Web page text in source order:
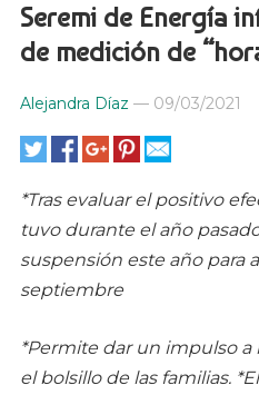
Seremi de Energía
de medición de
Alejandra Díaz — 09/03/2021
*Tras evaluar el positivo
tuvo durante el año
suspensión este año para
septiembre
*Permite dar un impulso
el bolsillo de las familias.